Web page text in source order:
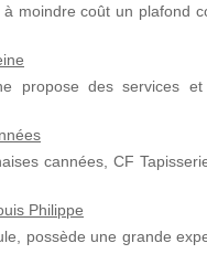
moindre coût un plafond
propose des services
cannées, CF
Philippe
possède une grande